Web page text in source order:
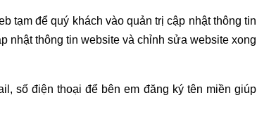
tạm để quý khách vào quản trị cập nhật thông tin
nhật thông tin website và chỉnh sửa website xong
số điện thoại để bên em đăng ký tên miền giúp